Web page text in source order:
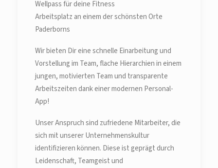
Wellpass für deine Fitness
Arbeitsplatz an einem der schönsten Orte
Paderborns
Wir bieten Dir eine schnelle Einarbeitung und
Vorstellung im Team, flache Hierarchien in einem
jungen, motivierten Team und transparente
Arbeitszeiten dank einer modernen Personal-
App!
Unser Anspruch sind zufriedene Mitarbeiter, die
sich mit unserer Unternehmenskultur
identifizieren können. Diese ist geprägt durch
Leidenschaft, Teamgeist und